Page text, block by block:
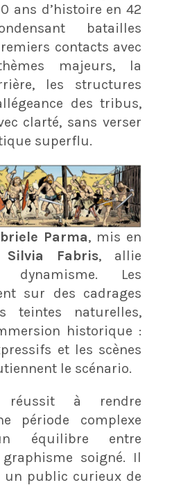
ans d’histoire en 42
batailles
contacts avec
majeurs, la
les structures
des tribus,
clarté, sans verser
superflu.
Parma, mis en
Silvia Fabris, allie
Les
sur des cadrages
teintes naturelles,
historique :
et les scènes
le scénario.
réussit à rendre
période complexe
équilibre entre
soigné. Il
un public curieux de